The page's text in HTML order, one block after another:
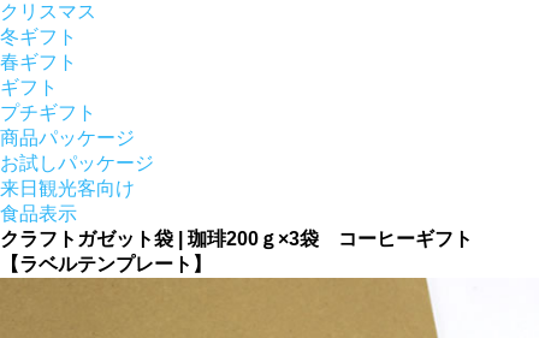
クリスマス
冬ギフト
春ギフト
ギフト
プチギフト
商品パッケージ
お試しパッケージ
来日観光客向け
食品表示
クラフトガゼット袋 | 珈琲200ｇ×3袋 コーヒーギフト
【ラベルテンプレート】